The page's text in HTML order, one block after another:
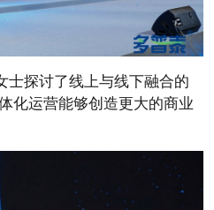
士探讨了线上与线下融合的
化运营能够创造更大的商业